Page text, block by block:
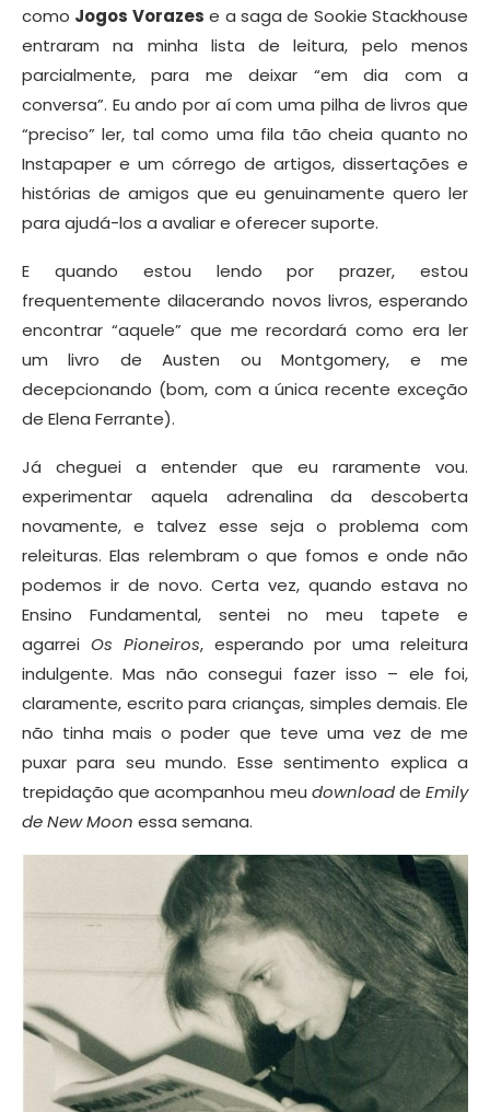
como Jogos Vorazes e a saga de Sookie Stackhouse
entraram na minha lista de leitura, pelo menos
parcialmente, para me deixar “em dia com a
conversa”. Eu ando por aí com uma pilha de livros que
“preciso” ler, tal como uma fila tão cheia quanto no
Instapaper e um córrego de artigos, dissertações e
histórias de amigos que eu genuinamente quero ler
para ajudá-los a avaliar e oferecer suporte.
E quando estou lendo por prazer, estou
frequentemente dilacerando novos livros, esperando
encontrar “aquele” que me recordará como era ler
um livro de Austen ou Montgomery, e me
decepcionando (bom, com a única recente exceção
de Elena Ferrante).
Já cheguei a entender que eu raramente vou.
experimentar aquela adrenalina da descoberta
novamente, e talvez esse seja o problema com
releituras. Elas relembram o que fomos e onde não
podemos ir de novo. Certa vez, quando estava no
Ensino Fundamental, sentei no meu tapete e
agarrei Os Pioneiros, esperando por uma releitura
indulgente. Mas não consegui fazer isso – ele foi,
claramente, escrito para crianças, simples demais. Ele
não tinha mais o poder que teve uma vez de me
puxar para seu mundo. Esse sentimento explica a
trepidação que acompanhou meu downloaddeEmily
de New Moon essa semana.